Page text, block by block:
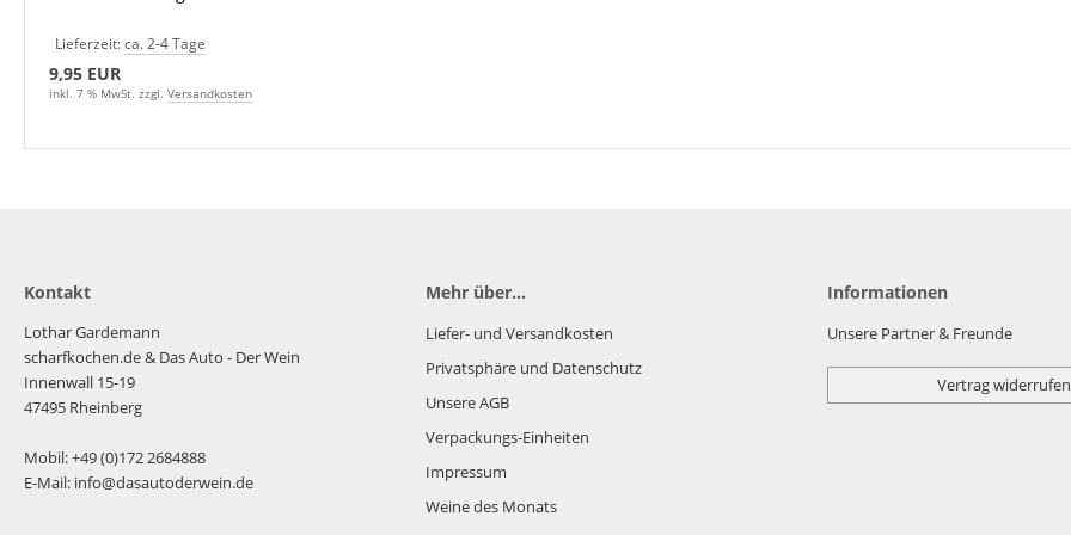
Lieferzeit:ca. 2-4 Tage
9,95 EUR
inkl. 7 % MwSt. zzgl. Versandkosten
Kontakt
Lothar Gardemann
scharfkochen.de& Das Auto - Der Wein
Innenwall 15-19
47495 Rheinberg
Mobil: +49 (0)172 2684888
E-Mail: info@dasautoderwein.de
Mehr über...
Liefer- und Versandkosten
Privatsphäre und Datenschutz
Unsere AGB
Verpackungs-Einheiten
Impressum
Weine des Monats
Informationen
Unsere Partner & Freunde
Vertrag widerrufen